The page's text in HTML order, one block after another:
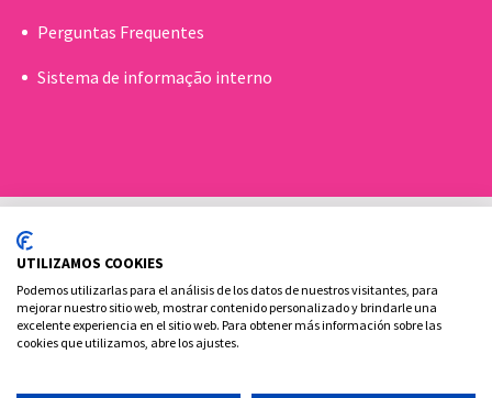
Perguntas Frequentes
Sistema de informação interno
Política de cookies
Aviso Legal e Privacidade
UTILIZAMOS COOKIES
Podemos utilizarlas para el análisis de los datos de nuestros visitantes, para
mejorar nuestro sitio web, mostrar contenido personalizado y brindarle una
excelente experiencia en el sitio web. Para obtener más información sobre las
cookies que utilizamos, abre los ajustes.